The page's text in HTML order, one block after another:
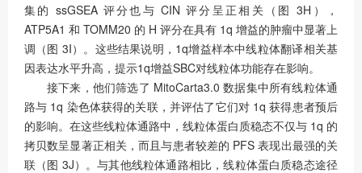
集的 ssGSEA 评分也与 CIN 评分呈正相关（图 3H），
ATP5A1 和 TOMM20 的 H 评分在具有 1q 增益的肿瘤中显著上
调（图 3I）。这些结果说明，1q增益样本中线粒体翻译相关基
因表达水平升高，提示1q增益SBC对线粒体功能存在影响。
接下来，他们筛选了 MitoCarta3.0 数据集中所有线粒体通
路与 1q 染色体获得的关联，并评估了它们对 1q 获得患者预后
的影响。在这些线粒体通路中，线粒体蛋白质稳态不仅与 1q 的
拷贝数呈显著正相关，而且与患者较差的 PFS 表现出最强的关
联（图 3J）。与其他线粒体通路相比，线粒体蛋白质稳态途径